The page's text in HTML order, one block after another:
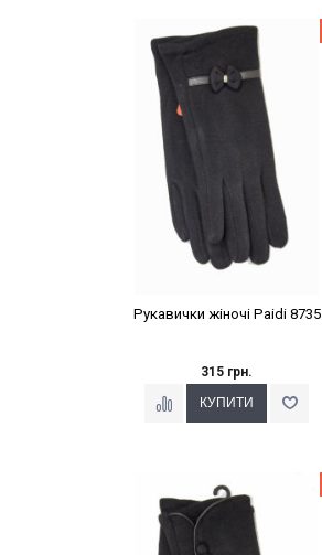
Наклейки Варіант з %
Рукавички жіночі Paidi 8735
315 грн.